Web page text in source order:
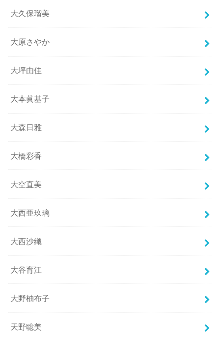
大久保瑠美
大原さやか
大坪由佳
大本眞基子
大森日雅
大橋彩香
大空直美
大西亜玖璃
大西沙織
大谷育江
大野柚布子
天野聡美